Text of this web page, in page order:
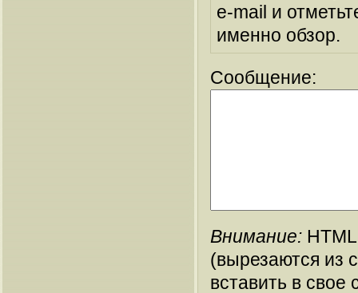
e-mail и
именно обзор.
Сообщение:
Внимание:
(вырезаются из
вставить в